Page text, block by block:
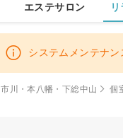
エステサロン
システムメンテナ
市川・本八幡・下総中山 個